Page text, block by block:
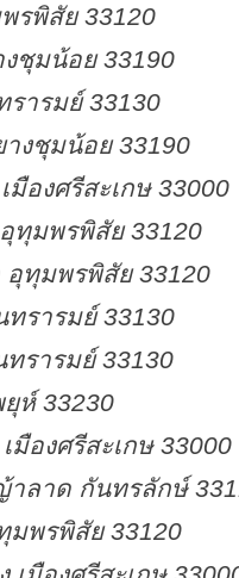
รพิสัย 33120
ชุมน้อย 33190
รารมย์ 33130
งชุมน้อย 33190
มืองศรีสะเกษ 33000
ทุมพรพิสัย 33120
อุทุมพรพิสัย 33120
รารมย์ 33130
รารมย์ 33130
ห์ 33230
มืองศรีสะเกษ 33000
ลาด กันทรลักษ์
มพรพิสัย 33120